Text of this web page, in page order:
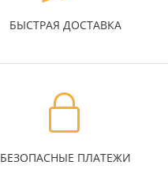
БЫСТРАЯ ДОСТАВКА
БЕЗОПАСНЫЕ ПЛАТЕЖИ